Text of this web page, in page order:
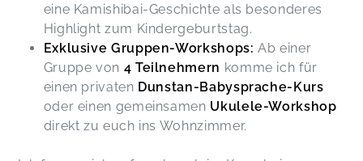
Toller Einstieg in das Ukulele-Spielen, auch für
absolute Anfänger.
Ukulele
Katarina,Sep 08
eine Kamishibai-Geschichte als besonderes
Highlight zum Kindergeburtstag.
Exklusive Gruppen-Workshops: Ab einer
Gruppe von 4 Teilnehmern komme ich für
einen privaten Dunstan-Babysprache-Kurs
oder einen gemeinsamen Ukulele-Workshop
direkt zu euch ins Wohnzimmer.